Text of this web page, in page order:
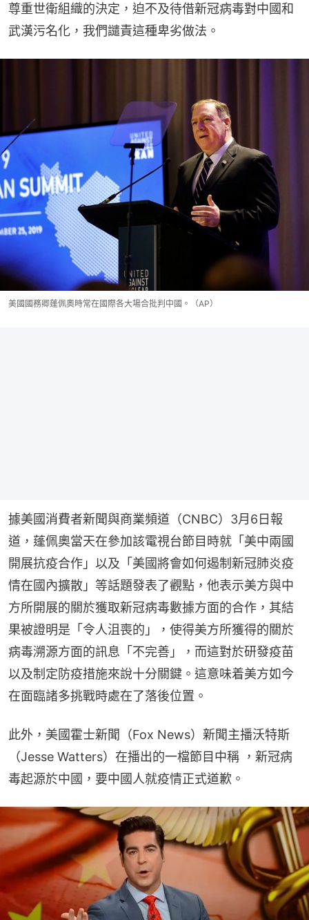
尊重世衛組織的決定，迫不及待借新冠病毒對中國和
武漢污名化，我們譴責這種卑劣做法。
美國國務卿蓬佩奧時常在國際各大場合批判中國。（AP）
據美國消費者新聞與商業頻道（CNBC）3月6日報
道，蓬佩奧當天在參加該電視台節目時就「美中兩國
開展抗疫合作」以及「美國將會如何遏制新冠肺炎疫
情在國內擴散」等話題發表了觀點，他表示美方與中
方所開展的關於獲取新冠病毒數據方面的合作，其結
果被證明是「令人沮喪的」，使得美方所獲得的關於
病毒溯源方面的訊息「不完善」，而這對於研發疫苗
以及制定防疫措施來說十分關鍵。這意味着美方如今
在面臨諸多挑戰時處在了落後位置。
此外，美國霍士新聞（Fox News）新聞主播沃特斯
（Jesse Watters）在播出的一檔節目中稱 ，新冠病
毒起源於中國，要中國人就疫情正式道歉。